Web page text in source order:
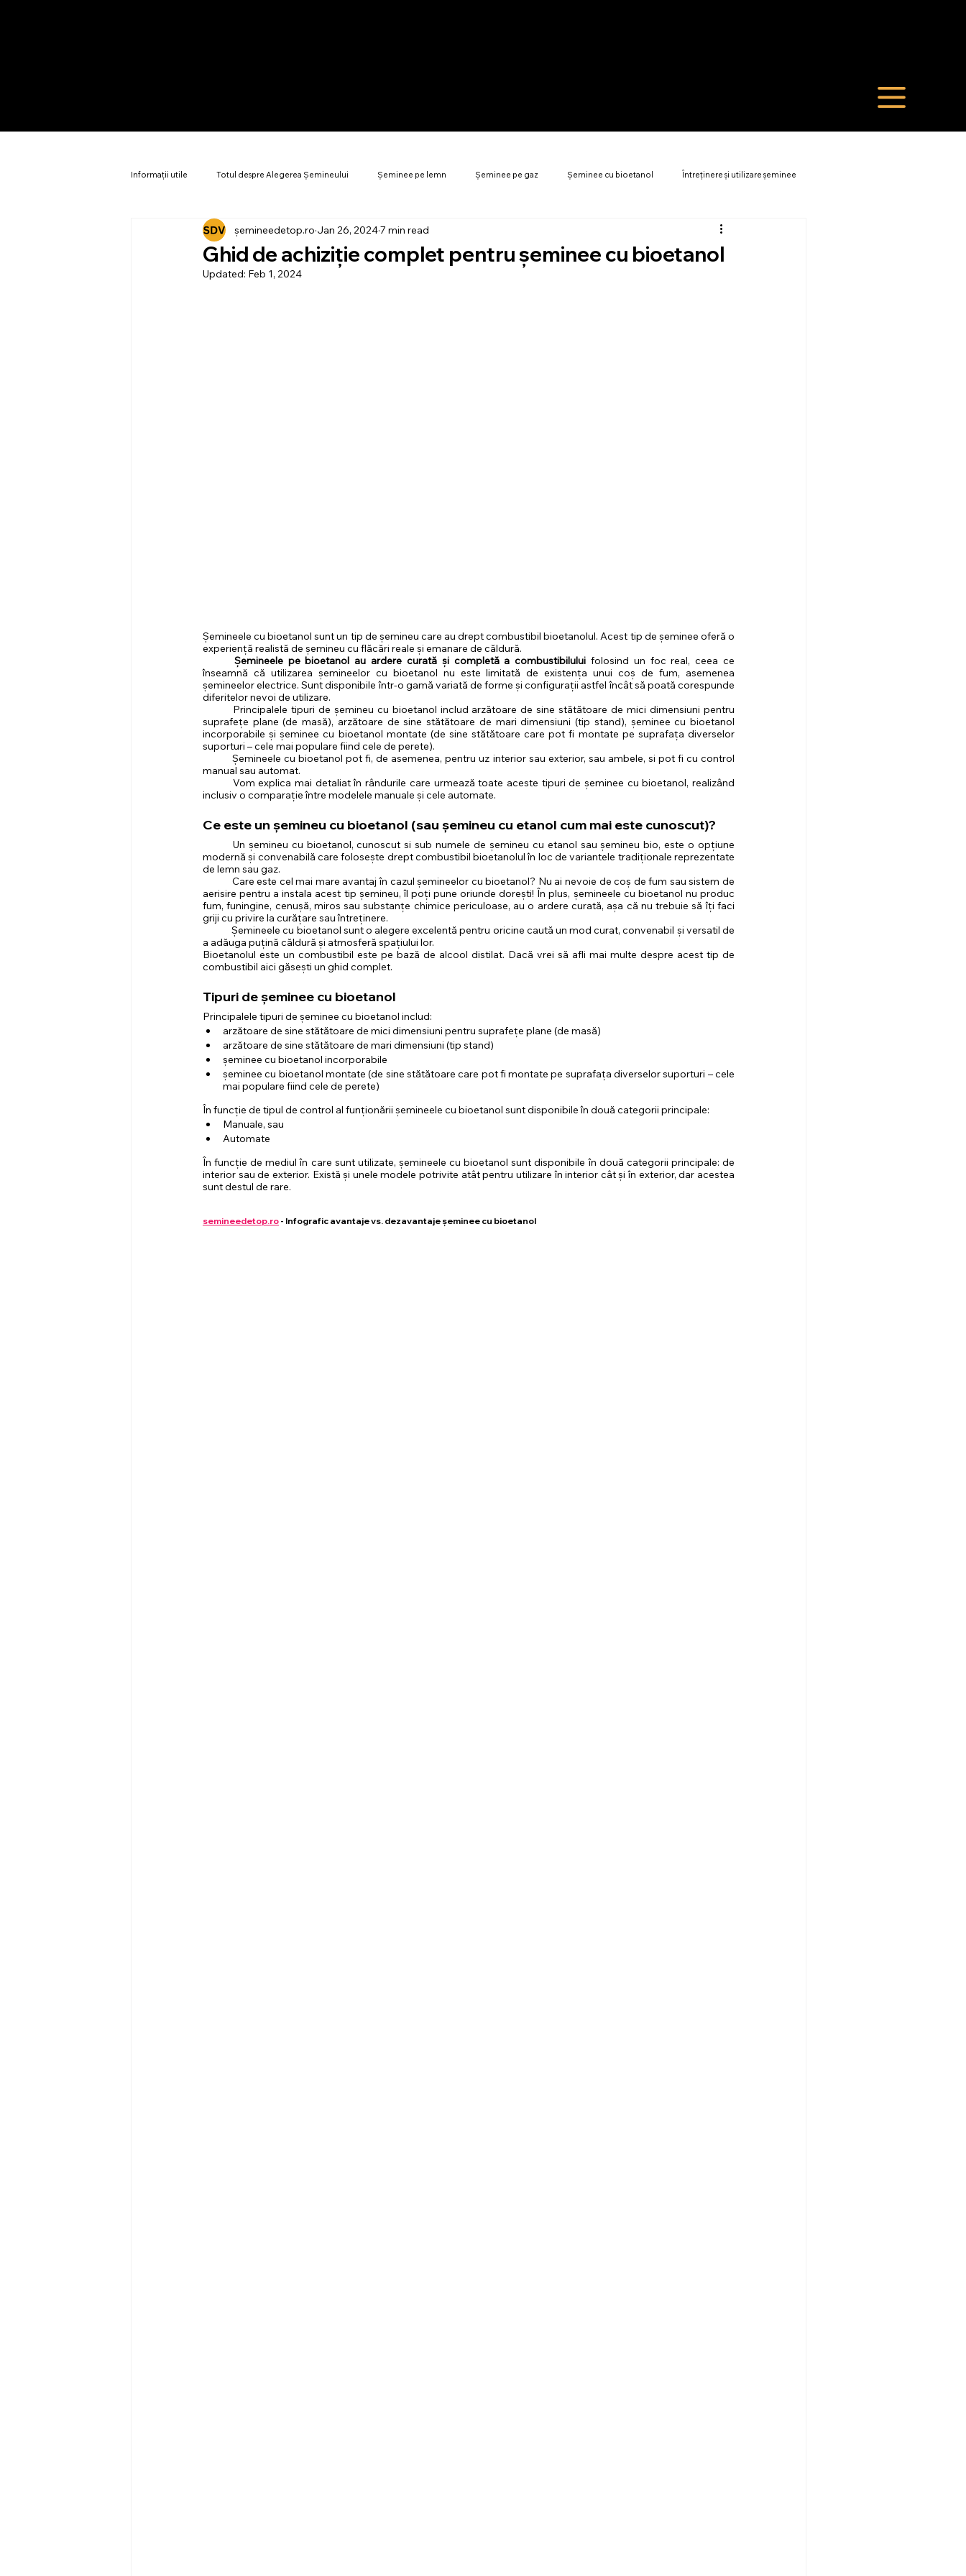
Informații utile Totul despre Alegerea Șemineului Șeminee pe lemn Șeminee pe gaz Șeminee cu bioetanol Întreținere și utilizare șeminee
Design și proiectare șeminee Eficiență energetică șeminee
Ghid de achiziție complet pentru șeminee cu bioetanol
șemineedetop.ro Jan 26, 20247 min read
Updated: Feb 1, 2024
Șemineele cu bioetanol sunt un tip de șemineu care au drept combustibil bioetanolul. Acest tip de șeminee oferă o
experiență realistă de șemineu cu flăcări reale și emanare de căldură.
Șemineele pe bioetanol au ardere curată și completă a combustibilului folosind un foc real, ceea ce
înseamnă că utilizarea șemineelor cu bioetanol nu este limitată de existența unui coș de fum, asemenea
șemineelor electrice. Sunt disponibile într-o gamă variată de forme și configurații astfel încât să poată corespunde
diferitelor nevoi de utilizare.
Principalele tipuri de șemineu cu bioetanol includ arzătoare de sine stătătoare de mici dimensiuni pentru
suprafețe plane (de masă), arzătoare de sine stătătoare de mari dimensiuni (tip stand), șeminee cu bioetanol
incorporabile și șeminee cu bioetanol montate (de sine stătătoare care pot fi montate pe suprafața diverselor
suporturi – cele mai populare fiind cele de perete).
Șemineele cu bioetanol pot fi, de asemenea, pentru uz interior sau exterior, sau ambele, si pot fi cu control
manual sau automat.
Vom explica mai detaliat în rândurile care urmează toate aceste tipuri de șeminee cu bioetanol, realizând
inclusiv o comparație între modelele manuale și cele automate.
Ce este un șemineu cu bioetanol (sau șemineu cu etanol cum mai este cunoscut)?
Un șemineu cu bioetanol, cunoscut si sub numele de șemineu cu etanol sau șemineu bio, este o opțiune
modernă și convenabilă care folosește drept combustibil bioetanolul în loc de variantele tradiționale reprezentate
de lemn sau gaz.
Care este cel mai mare avantaj în cazul șemineelor cu bioetanol? Nu ai nevoie de coș de fum sau sistem de
aerisire pentru a instala acest tip șemineu, îl poți pune oriunde dorești! În plus, șemineele cu bioetanol nu produc
fum, funingine, cenușă, miros sau substanțe chimice periculoase, au o ardere curată, așa că nu trebuie să îți faci
griji cu privire la curățare sau întreținere.
Șemineele cu bioetanol sunt o alegere excelentă pentru oricine caută un mod curat, convenabil și versatil de
a adăuga puțină căldură și atmosferă spațiului lor.
Bioetanolul este un combustibil este pe bază de alcool distilat. Dacă vrei să afli mai multe despre acest tip de
combustibil aici găsești un ghid complet.
Tipuri de șeminee cu bioetanol
Principalele tipuri de șeminee cu bioetanol includ:
arzătoare de sine stătătoare de mici dimensiuni pentru suprafețe plane (de masă)
arzătoare de sine stătătoare de mari dimensiuni (tip stand)
șeminee cu bioetanol incorporabile
șeminee cu bioetanol montate (de sine stătătoare care pot fi montate pe suprafața diverselor suporturi – cele
mai populare fiind cele de perete)
În funcție de tipul de control al funționării șemineele cu bioetanol sunt disponibile în două categorii principale:
Manuale, sau
Automate
În funcție de mediul în care sunt utilizate, șemineele cu bioetanol sunt disponibile în două categorii principale: de
interior sau de exterior. Există și unele modele potrivite atât pentru utilizare în interior cât și în exterior, dar acestea
sunt destul de rare.
semineedetop.ro - Infografic avantaje vs. dezavantaje șeminee cu bioetanol